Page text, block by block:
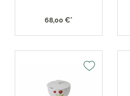
68,00 €*